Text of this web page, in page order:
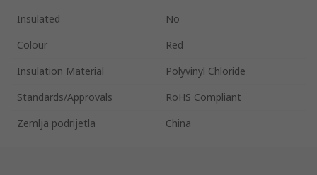
Insulated
No
Colour
Red
Insulation Material
Polyvinyl Chloride
Standards/Approvals
RoHS Compliant
Zemlja podrijetla
China